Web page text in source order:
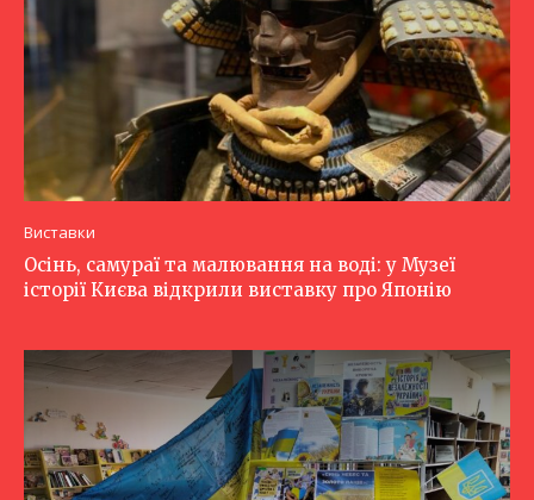
Виставки
Осінь, самураї та малювання на воді: у Музеї
історії Києва відкрили виставку про Японію